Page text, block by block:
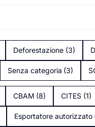
Deforestazione (3)
Senza categoria (3)
CBAM (8) CITES (1)
Esportatore autorizzato